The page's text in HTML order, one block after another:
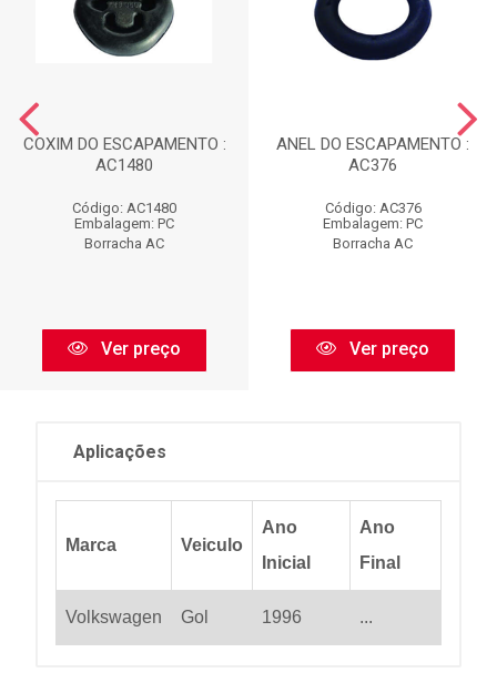
COXIM DO ESCAPAMENTO :
AC1480
Código: AC1480
Embalagem: PC
Borracha AC
Ver preço
ANEL DO ESCAPAMENTO :
AC376
Código: AC376
Embalagem: PC
Borracha AC
Ver preço
Aplicações
Marca Veiculo
Ano
Inicial
Ano
Final
Volkswagen Gol 1996 ...